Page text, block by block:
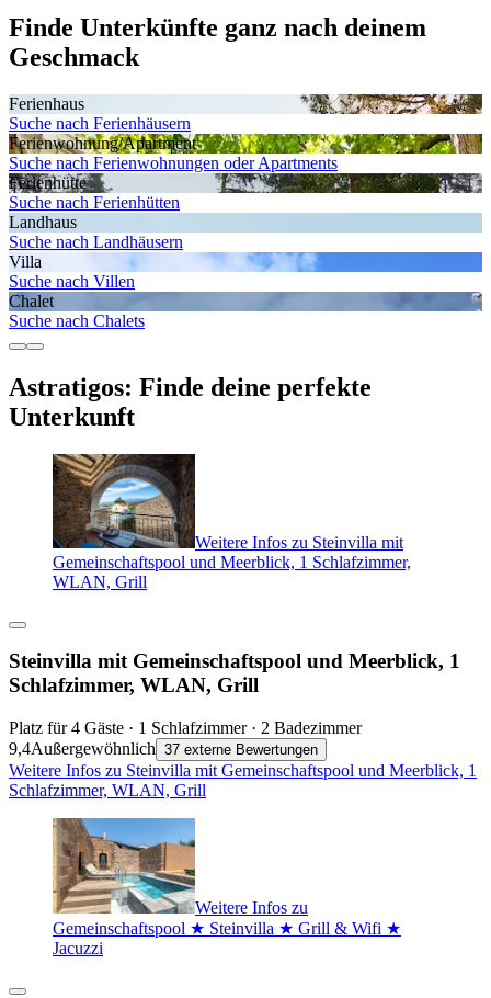
Finde Unterkünfte ganz nach deinem
Geschmack
Ferienhaus
Suche nach Ferienhäusern
Ferienwohnung/Apartment
Suche nach Ferienwohnungen oder Apartments
Ferienhütte
Suche nach Ferienhütten
Landhaus
Suche nach Landhäusern
Villa
Suche nach Villen
Chalet
Suche nach Chalets
Astratigos: Finde deine perfekte
Unterkunft
Weitere Infos zu Steinvilla mit
Gemeinschaftspool und Meerblick, 1 Schlafzimmer,
WLAN, Grill
Steinvilla mit Gemeinschaftspool und Meerblick, 1
Schlafzimmer, WLAN, Grill
Platz für 4 Gäste · 1 Schlafzimmer · 2 Badezimmer
9,4Außergewöhnlich 37 externe Bewertungen
Weitere Infos zu Steinvilla mit Gemeinschaftspool und Meerblick, 1
Schlafzimmer, WLAN, Grill
Weitere Infos zu
Gemeinschaftspool ★ Steinvilla ★ Grill & Wifi ★
Jacuzzi